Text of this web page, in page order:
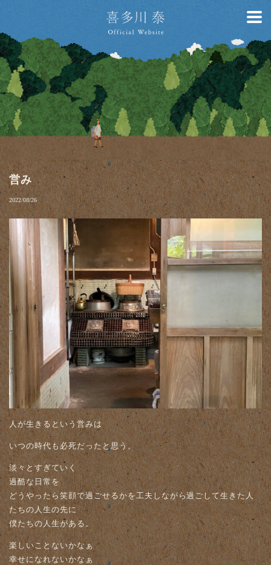
営み
2022/08/26
人が生きるという営みは
いつの時代も必死だったと思う。
淡々とすぎていく
過酷な日常を
どうやったら笑顔で過ごせるかを工夫しながら過ごして生きた人
たちの人生の先に
僕たちの人生がある。
楽しいことないかなぁ
幸せになれないかなぁ